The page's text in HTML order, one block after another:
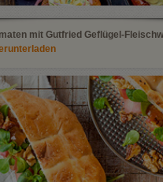
mit Gutfried Geflügel-